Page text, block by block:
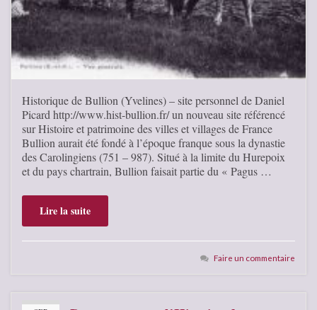
Historique de Bullion (Yvelines) – site personnel de Daniel
Picard http://www.hist-bullion.fr/ un nouveau site référencé
sur Histoire et patrimoine des villes et villages de France
Bullion aurait été fondé à l’époque franque sous la dynastie
des Carolingiens (751 – 987). Situé à la limite du Hurepoix
et du pays chartrain, Bullion faisait partie du « Pagus …
Lire la suite
Faire un commentaire